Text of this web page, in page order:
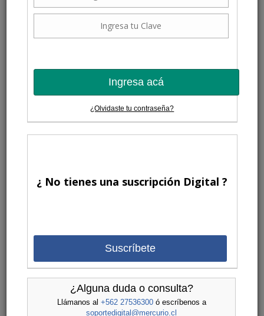
Ingresa acá
¿Olvidaste tu contraseña?
¿ No tienes una suscripción Digital ?
Suscríbete
¿Alguna duda o consulta?
Llámanos al +562 27536300ó escríbenos a
soportedigital@mercurio.cl